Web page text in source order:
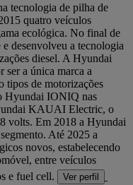
tecnologia de pilha de
quatro veículos
ecológica. No final de
desenvolveu a tecnologia
diesel. A Hyundai
ser a única marca a
tipos de motorizações
Hyundai IONIQ nas
KAUAI Electric, o
volts. Em 2018 a Hyundai
Até 2025 a
novos, estabelecendo
entre veículos
e fuel cell.
Ver perfil